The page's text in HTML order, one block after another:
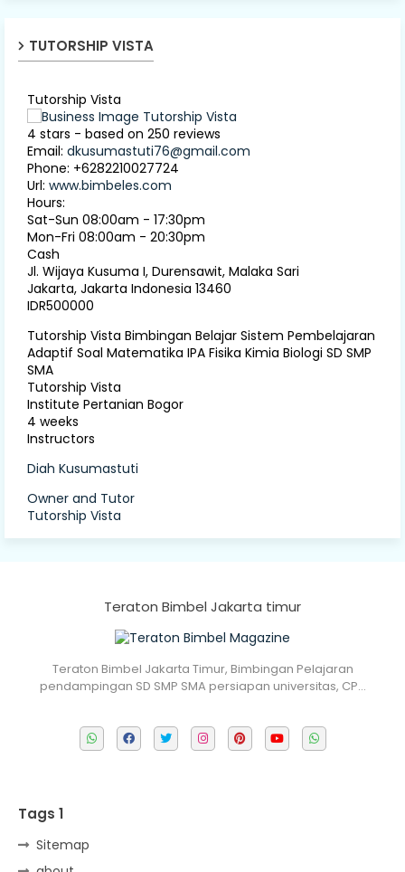
TUTORSHIP VISTA
Tutorship Vista
4 stars - based on 250 reviews
Email: dkusumastuti76@gmail.com
Phone: +6282210027724
Url: www.bimbeles.com
Hours:
Sat-Sun 08:00am - 17:30pm
Mon-Fri 08:00am - 20:30pm
Cash
Jl. Wijaya Kusuma I, Durensawit, Malaka Sari
Jakarta, Jakarta Indonesia 13460
IDR500000
Tutorship Vista Bimbingan Belajar Sistem Pembelajaran
Adaptif Soal Matematika IPA Fisika Kimia Biologi SD SMP
SMA
Tutorship Vista
Institute Pertanian Bogor
4 weeks
Instructors
Diah Kusumastuti
Owner and Tutor
Tutorship Vista
Teraton Bimbel Jakarta timur
Teraton Bimbel Jakarta Timur, Bimbingan Pelajaran
pendampingan SD SMP SMA persiapan universitas, CP…
Tags 1
Sitemap